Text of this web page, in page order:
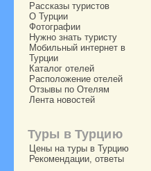
Рассказы туристов
О Турции
Фотографии
Нужно знать туристу
Мобильный интернет в
Турции
Каталог отелей
Расположение отелей
Отзывы по Отелям
Лента новостей
Туры в Турцию
Цены на туры в Турцию
Рекомендации, ответы